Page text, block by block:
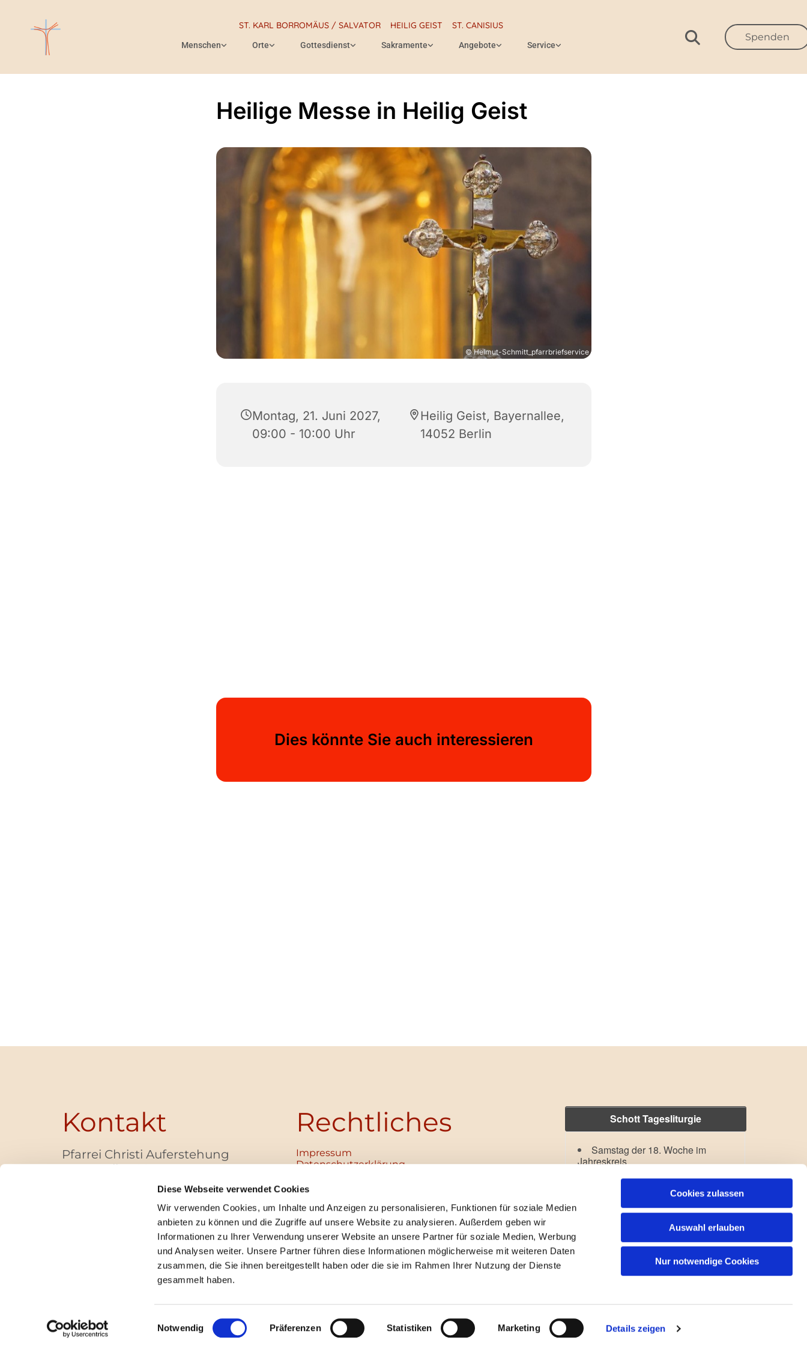
Diese Webseite verwendet Cookies
Wir verwenden Cookies, um Inhalte und Anzeigen zu personalisieren, Funktionen für soziale Medien
anbieten zu können und die Zugriffe auf unsere Website zu analysieren. Außerdem geben wir
Informationen zu Ihrer Verwendung unserer Website an unsere Partner für soziale Medien, Werbung
und Analysen weiter. Unsere Partner führen diese Informationen möglicherweise mit weiteren Daten
zusammen, die Sie ihnen bereitgestellt haben oder die sie im Rahmen Ihrer Nutzung der Dienste
gesammelt haben.
Einwilligungsauswahl
Notwendig Präferenzen Statistiken Marketing Details zeigen
Cookies zulassen
Auswahl erlauben
Nur notwendige Cookies
ST. KARL BORROMÄUS / SALVATOR HEILIG GEIST ST. CANISIUS
Menschen Orte Gottesdienst Sakramente Angebote Service
Spenden
Heilige Messe in Heilig Geist
© Helmut-Schmitt_pfarrbriefservice
Montag, 21. Juni 2027,
09:00 - 10:00 Uhr
Heilig Geist, Bayernallee,
14052 Berlin
Dies könnte Sie auch interessieren
Kontakt
Pfarrei Christi Auferstehung
Bayernallee 28
+49 (0)30 / 30 00 03 -40
pfarrbuero@christi-auferstehung.net
IBAN DE62 3706 0193 6006 9310 04
Rechtliches
Impressum
Datenschutz­erklärung
Institutionelles Schutzkonzept
Unabhängige Ansprechpersonen
Digitales Hinweisgebersystem
Schott Tagesliturgie
Samstag der 18. Woche im
Jahreskreis
Lesejahr: A II, Stb: II. Woche
Impressum ChurchDesk-Login